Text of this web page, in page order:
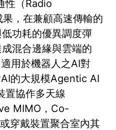
性（Radio
，在兼顧高速傳輸的
功耗的優異調度彈
混合邊緣與雲端的
用於機器人之AI對
的大規模Agentic AI
置協作多天線
MIMO，Co-
穿戴裝置聚合室內其